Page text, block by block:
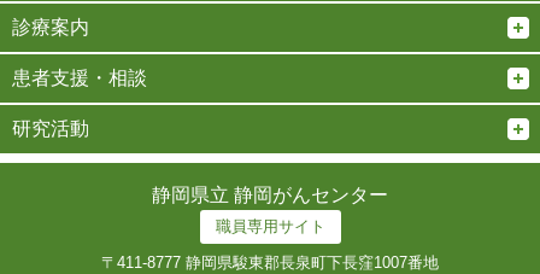
診療案内
患者支援・相談
研究活動
静岡県立 静岡がんセンター
職員専用サイト
〒411-8777 静岡県駿東郡長泉町下長窪1007番地